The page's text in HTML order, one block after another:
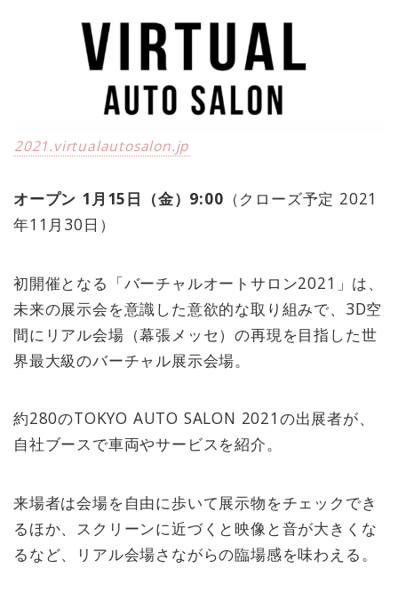
2021.virtualautosalon.jp
オープン 1月15日（金）9:00 （クローズ予定 2021
年11月30日）
初開催となる「バーチャルオートサロン2021」は、
未来の展示会を意識した意欲的な取り組みで、3D空
間にリアル会場（幕張メッセ）の再現を目指した世
界最大級のバーチャル展示会場。
約280のTOKYO AUTO SALON 2021の出展者が、
自社ブースで車両やサービスを紹介。
来場者は会場を自由に歩いて展示物をチェックでき
るほか、スクリーンに近づくと映像と音が大きくな
るなど、リアル会場さながらの臨場感を味わえる。